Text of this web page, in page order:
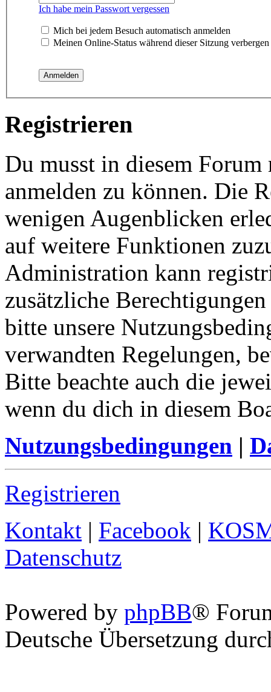
Ich habe mein Passwort vergessen
Mich bei jedem Besuch automatisch anmelden
Meinen Online-Status während dieser Sitzung verbergen
Registrieren
Du musst in diesem
anmelden zu können. Die
wenigen Augenblicken
auf weitere Funktionen
Administration kann
zusätzliche
bitte unsere
verwandten Regelungen,
Bitte beachte auch die
wenn du dich in diesem
Nutzungsbedingungen |
Registrieren
Kontakt | Facebook |
Datenschutz
Powered by phpBB®
Deutsche Übersetzung